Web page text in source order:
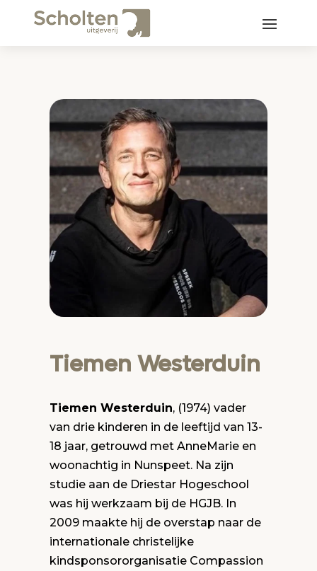
Tiemen Westerduin
Tiemen Westerduin, (1974) vader
van drie kinderen in de leeftijd van 13-
18 jaar, getrouwd met AnneMarie en
woonachtig in Nunspeet. Na zijn
studie aan de Driestar Hogeschool
was hij werkzaam bij de HGJB. In
2009 maakte hij de overstap naar de
internationale christelijke
kindsponsororganisatie Compassion